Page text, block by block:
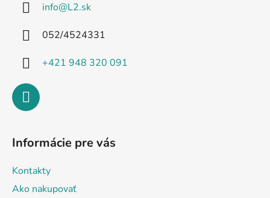
info@L2.sk
052/4524331
+421 948 320 091
Informácie pre vás
Kontakty
Ako nakupovať